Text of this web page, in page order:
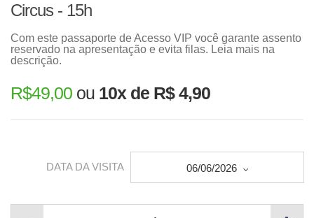
Circus - 15h
Com este passaporte de Acesso VIP você garante assento
reservado na apresentação e evita filas. Leia mais na
descrição.
R$49,00 ou 10x de R$ 4,90
DATA DA VISITA 06/06/2026